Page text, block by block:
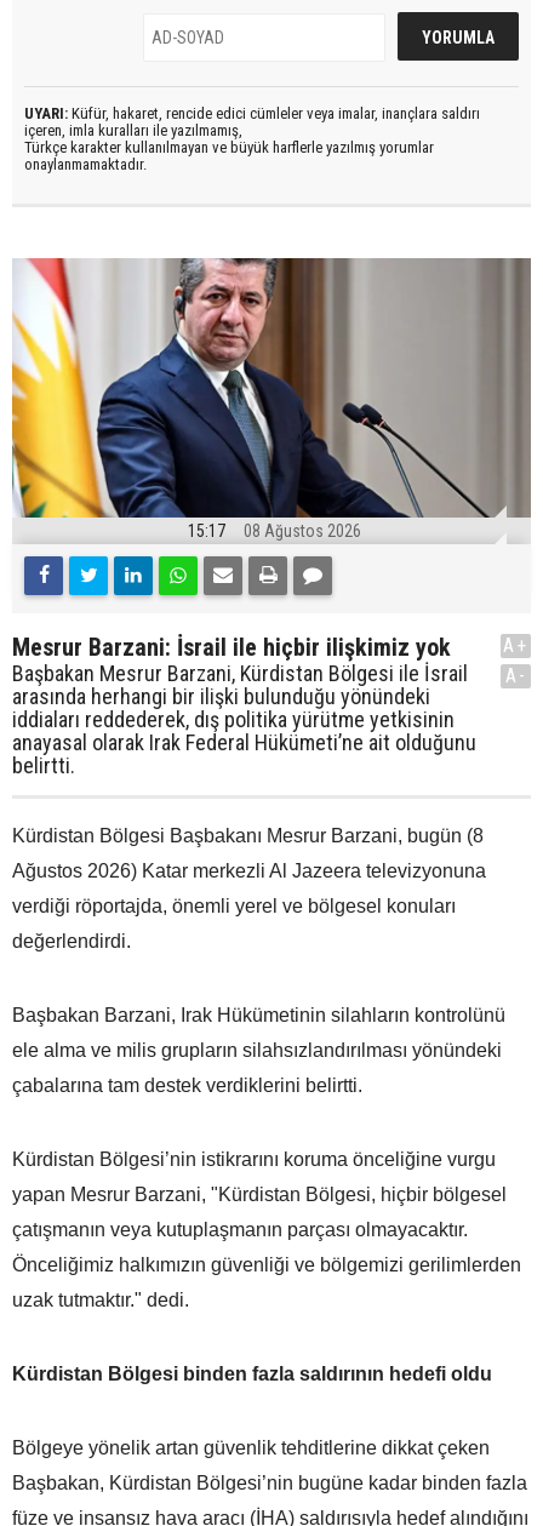
UYARI: Küfür, hakaret, rencide edici cümleler veya imalar, inançlara saldırı
içeren, imla kuralları ile yazılmamış,
Türkçe karakter kullanılmayan ve büyük harflerle yazılmış yorumlar
onaylanmamaktadır.
15:17 08 Ağustos 2026
Mesrur Barzani: İsrail ile hiçbir ilişkimiz yok
Başbakan Mesrur Barzani, Kürdistan Bölgesi ile İsrail
arasında herhangi bir ilişki bulunduğu yönündeki
iddiaları reddederek, dış politika yürütme yetkisinin
anayasal olarak Irak Federal Hükümeti’ne ait olduğunu
belirtti.
A+
A-
Kürdistan Bölgesi Başbakanı Mesrur Barzani, bugün (8
Ağustos 2026) Katar merkezli Al Jazeera televizyonuna
verdiği röportajda, önemli yerel ve bölgesel konuları
değerlendirdi.
Başbakan Barzani, Irak Hükümetinin silahların kontrolünü
ele alma ve milis grupların silahsızlandırılması yönündeki
çabalarına tam destek verdiklerini belirtti.
Kürdistan Bölgesi’nin istikrarını koruma önceliğine vurgu
yapan Mesrur Barzani, "Kürdistan Bölgesi, hiçbir bölgesel
çatışmanın veya kutuplaşmanın parçası olmayacaktır.
Önceliğimiz halkımızın güvenliği ve bölgemizi gerilimlerden
uzak tutmaktır." dedi.
Kürdistan Bölgesi binden fazla saldırının hedefi oldu
Bölgeye yönelik artan güvenlik tehditlerine dikkat çeken
Başbakan, Kürdistan Bölgesi’nin bugüne kadar binden fazla
füze ve insansız hava aracı (İHA) saldırısıyla hedef alındığını